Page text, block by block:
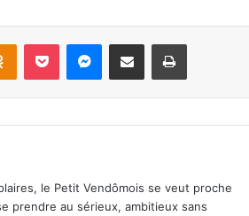
le Petit Vendômois se veut proche
prendre au sérieux, ambitieux sans